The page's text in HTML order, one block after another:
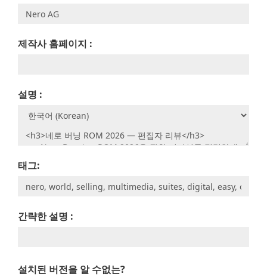
제작사 홈페이지 :
설명 :
태그:
간략한 설명 :
설치된 버전을 알 수없는?